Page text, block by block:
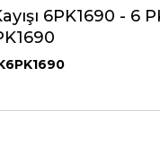
6PK1690 - 6